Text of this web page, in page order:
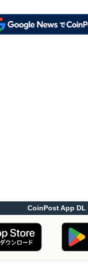
CoinPost App DL